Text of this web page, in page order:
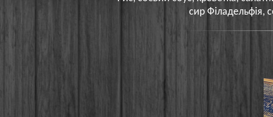
сир Філадельфія,